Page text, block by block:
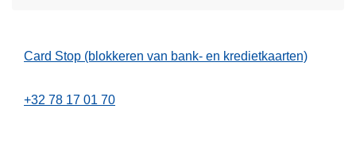
Card Stop (blokkeren van bank- en kredietkaarten)
+32 78 17 01 70